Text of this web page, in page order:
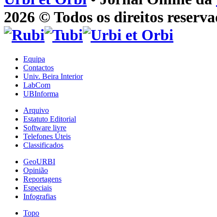
2026 © Todos os direitos
Equipa
Contactos
Univ. Beira Interior
LabCom
UBInforma
Arquivo
Estatuto Editorial
Software livre
Telefones Úteis
Classificados
GeoURBI
Opinião
Reportagens
Especiais
Infografias
Topo